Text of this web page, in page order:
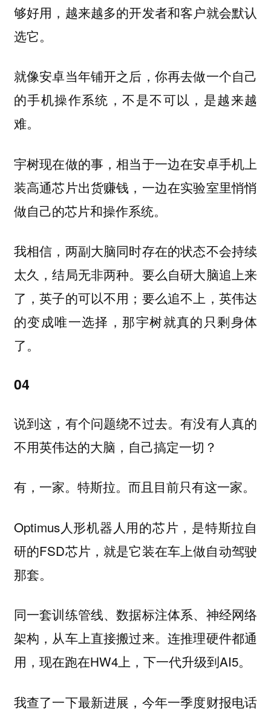
够好用，越来越多的开发者和客户就会默认
选它。
就像安卓当年铺开之后，你再去做一个自己
的手机操作系统，不是不可以，是越来越
难。
宇树现在做的事，相当于一边在安卓手机上
装高通芯片出货赚钱，一边在实验室里悄悄
做自己的芯片和操作系统。
我相信，两副大脑同时存在的状态不会持续
太久，结局无非两种。 要么自研大脑追上来
了，英子的可以不用；要么追不上，英伟达
的变成唯一选择，那宇树就真的只剩身体
了。
04
说到这，有个问题绕不过去。有没有人真的
不用英伟达的大脑，自己搞定一切？
有，一家。特斯拉。而且目前只有这一家。
Optimus人形机器人用的芯片，是特斯拉自
研的FSD芯片，就是它装在车上做自动驾驶
那套。
同一套训练管线、数据标注体系、神经网络
架构，从车上直接搬过来。连推理硬件都通
用，现在跑在HW4上，下一代升级到AI5。
我查了一下最新进展，今年一季度财报电话